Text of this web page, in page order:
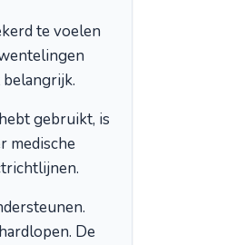
te voelen
gebruikt, is
medische
De